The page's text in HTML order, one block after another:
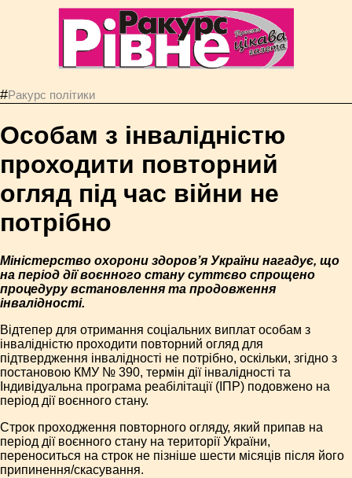
#Ракурс політики
Особам з інвалідністю
проходити повторний
огляд під час війни не
потрібно
Міністерство охорони здоров’я України нагадує, що
на період дії воєнного стану суттєво спрощено
процедуру встановлення та продовження
інвалідності.
Відтепер для отримання соціальних виплат особам з
інвалідністю проходити повторний огляд для
підтвердження інвалідності не потрібно, оскільки, згідно з
постановою КМУ № 390, термін дії інвалідності та
Індивідуальна програма реабілітації (ІПР) подовжено на
період дії воєнного стану.
Строк проходження повторного огляду, який припав на
період дії воєнного стану на території України,
переноситься на строк не пізніше шести місяців після його
припинення/скасування.